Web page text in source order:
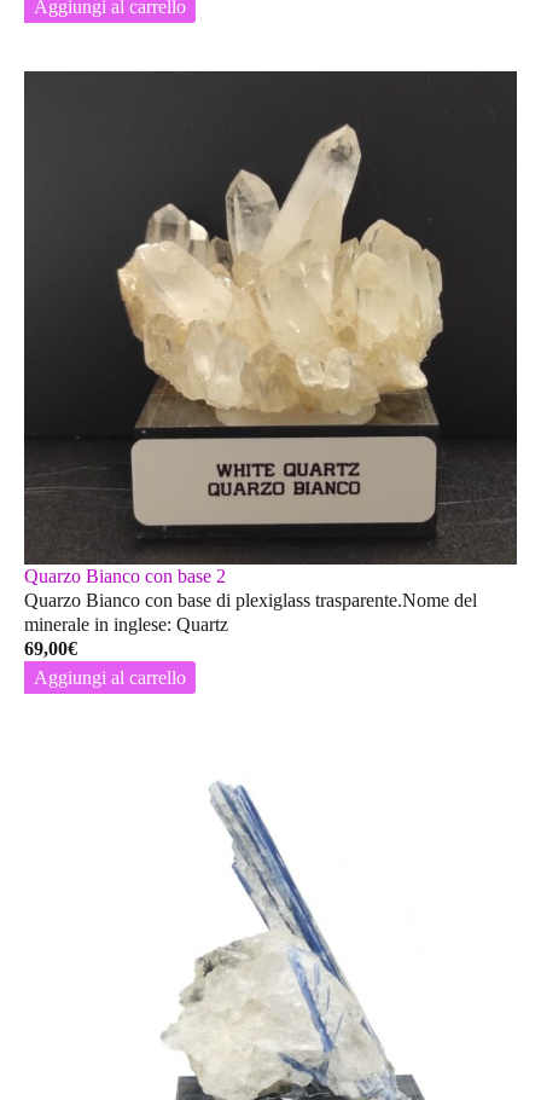
Aggiungi al carrello
Quarzo Bianco con base 2
Quarzo Bianco con base di plexiglass trasparente.Nome del
minerale in inglese: Quartz
69,00€
Aggiungi al carrello